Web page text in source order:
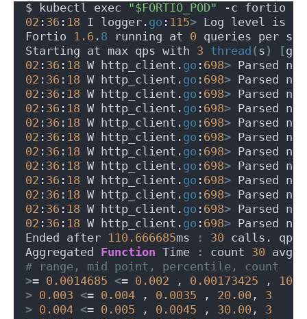
$ kubectl exec "$FORTIO_POD" -c fortio
02 : 36 : 18 I logger. go : 115> Log level is
Fortio 1.6 . 8 running at 0 queries per
Starting at max qps with 3 thread (s ) [
02 : 36 : 18 W http_client. go : 698> Parsed
02 : 36 : 18 W http_client. go : 698> Parsed
02 : 36 : 18 W http_client. go : 698> Parsed
02 : 36 : 18 W http_client. go : 698> Parsed
02 : 36 : 18 W http_client. go : 698> Parsed
02 : 36 : 18 W http_client. go : 698> Parsed
02 : 36 : 18 W http_client. go : 698> Parsed
02 : 36 : 18 W http_client. go : 698> Parsed
02 : 36 : 18 W http_client. go : 698> Parsed
02 : 36 : 18 W http_client. go : 698> Parsed
02 : 36 : 18 W http_client. go : 698> Parsed
02 : 36 : 18 W http_client. go : 698> Parsed
Ended after 110.666685ms : 30 calls. qps=
Aggregated Function Time : count 30 avg
# range, mid point, percentile, count
>= 0.0014685 <= 0.002 , 0.00173425 ,
> 0.003 <= 0.004 , 0.0035 , 20.00 , 3
> 0.004 <= 0.005 , 0.0045 , 30.00 , 3